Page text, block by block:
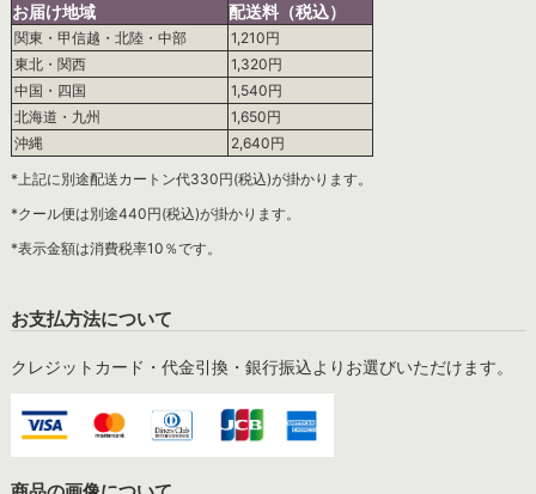
お届け地域
配送料（税込）
関東・甲信越・北陸・中部
1,210円
東北・関西
1,320円
中国・四国
1,540円
北海道・九州
1,650円
沖縄
2,640円
*上記に別途配送カートン代330円(税込)が掛かります。
*クール便は別途440円(税込)が掛かります。
*表示金額は消費税率10％です。
お支払方法について
クレジットカード・代金引換・銀行振込よりお選びいただけます。